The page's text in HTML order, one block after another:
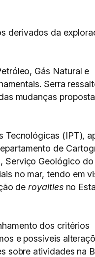
derivados da
Gás Natural e
Serra
mudanças
Tecnológicas (IPT),
de
Serviço Geológico do
no mar, tendo em
deroyaltiesno
dos critérios
e possíveis
sobre atividades na